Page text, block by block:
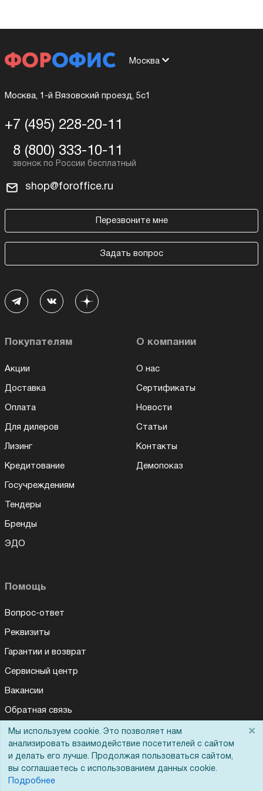
Москва
Москва, 1-й Вязовский проезд, 5с1
+7 (495) 228-20-11
8 (800) 333-10-11
shop@foroffice.ru
Перезвоните мне
Задать вопрос
Покупателям
Акции
Доставка
Оплата
Для дилеров
Лизинг
Кредитование
Госучреждениям
Тендеры
Бренды
ЭДО
О компании
О нас
Сертификаты
Новости
Статьи
Контакты
Демопоказ
Помощь
Вопрос-ответ
Реквизиты
Гарантии и возврат
Сервисный центр
Вакансии
Обратная связь
Для Таможенного союза
Запрос актов сверки
Мы используем cookie. Это позволяет нам
анализировать взаимодействие посетителей с сайтом
и делать его лучше. Продолжая пользоваться сайтом,
вы соглашаетесь с использованием данных cookie.
Подробнее
×